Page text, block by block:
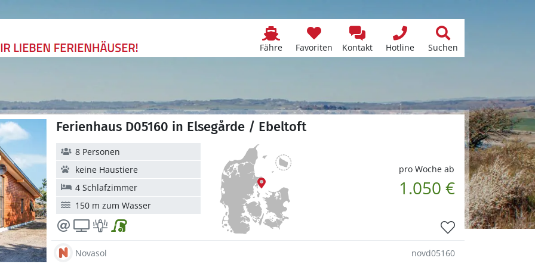
Fähre Favoriten Kontakt Hotline Suchen
Ferienhaus D05160 in Elsegårde / Ebeltoft
pro Woche ab
1.050 €
8 Personen
keine Haustiere
4 Schlafzimmer
150 m zum Wasser
Novasol novd05160